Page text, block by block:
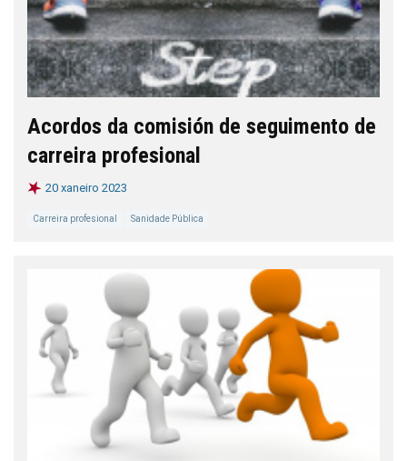
Acordos da comisión de seguimento de
carreira profesional
20 xaneiro 2023
Carreira profesional Sanidade Pública